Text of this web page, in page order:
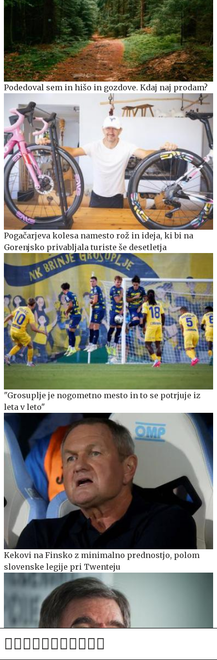
Podedoval sem in hišo in gozdove. Kdaj naj prodam?
Pogačarjeva kolesa namesto rož in ideja, ki bi na
Gorenjsko privabljala turiste še desetletja
"Grosuplje je nogometno mesto in to se potrjuje iz
leta v leto"
Kekovi na Finsko z minimalno prednostjo, polom
slovenske legije pri Twenteju